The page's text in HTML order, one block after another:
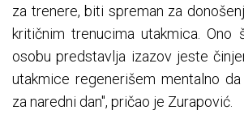
za trenere, biti spreman za
kritičnim trenucima utakmica. Ono
osobu predstavlja izazov jeste
utakmice regenerišem mentalno
za naredni dan", pričao je Zurapović.